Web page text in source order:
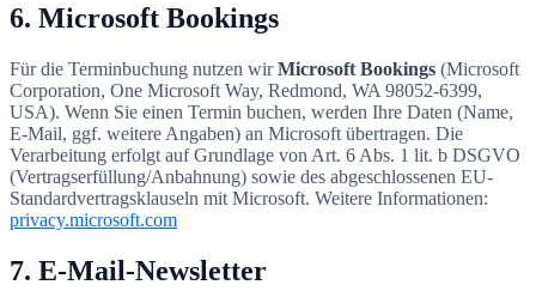
6. Microsoft Bookings
Für die Terminbuchung nutzen wirMicrosoft Bookings (Microsoft
Corporation, One Microsoft Way, Redmond, WA 98052-6399,
USA). Wenn Sie einen Termin buchen, werden Ihre Daten (Name,
E-Mail, ggf. weitere Angaben) an Microsoft übertragen. Die
Verarbeitung erfolgt auf Grundlage von Art. 6 Abs. 1 lit. b DSGVO
(Vertragserfüllung/Anbahnung) sowie des abgeschlossenen EU-
Standardvertragsklauseln mit Microsoft. Weitere Informationen:
privacy.microsoft.com
7. E-Mail-Newsletter